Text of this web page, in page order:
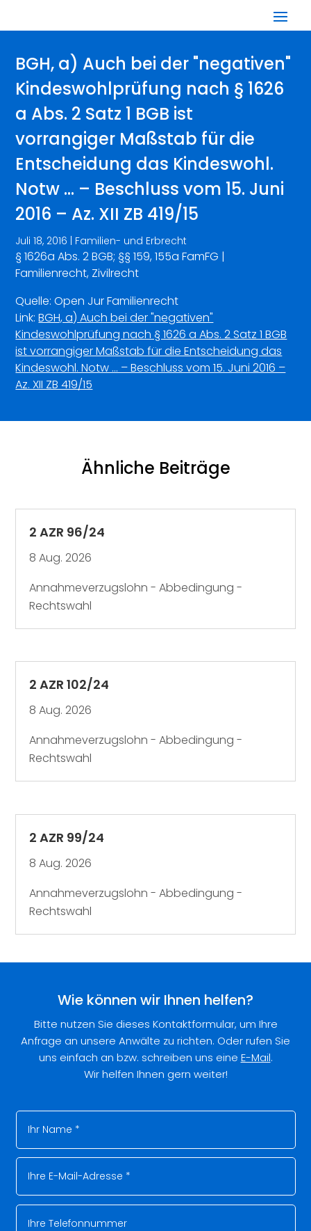
BGH, a) Auch bei der "negativen"
Kindeswohlprüfung nach § 1626
a Abs. 2 Satz 1 BGB ist
vorrangiger Maßstab für die
Entscheidung das Kindeswohl.
Notw … – Beschluss vom 15. Juni
2016 – Az. XII ZB 419/15
Juli 18, 2016 Familien- und Erbrecht
§ 1626a Abs. 2 BGB; §§ 159, 155a FamFG |
Familienrecht, Zivilrecht
Quelle: Open Jur Familienrecht
Link:BGH, a) Auch bei der "negativen"
Kindeswohlprüfung nach § 1626 a Abs. 2 Satz 1 BGB
ist vorrangiger Maßstab für die Entscheidung das
Kindeswohl. Notw … – Beschluss vom 15. Juni 2016 –
Az. XII ZB 419/15
Ähnliche Beiträge
2 AZR 96/24
8 Aug. 2026
Annahmeverzugslohn - Abbedingung -
Rechtswahl
2 AZR 102/24
8 Aug. 2026
Annahmeverzugslohn - Abbedingung -
Rechtswahl
2 AZR 99/24
8 Aug. 2026
Annahmeverzugslohn - Abbedingung -
Rechtswahl
Wie können wir Ihnen helfen?
Bitte nutzen Sie dieses Kontaktformular, um Ihre
Anfrage an unsere Anwälte zu richten. Oder rufen Sie
uns einfach an bzw. schreiben uns eine E-Mail.
Wir helfen Ihnen gern weiter!